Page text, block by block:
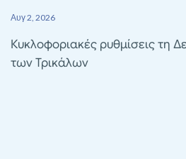
Αυγ 2, 2026
Κυκλοφοριακές ρυθμίσεις τη
των Τρικάλων